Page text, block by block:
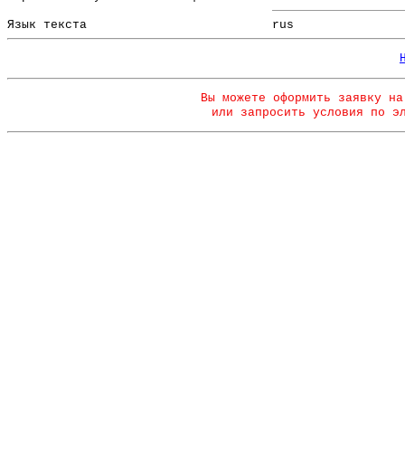
Язык текста rus
Вы можете оформить заявку
или запросить условия по